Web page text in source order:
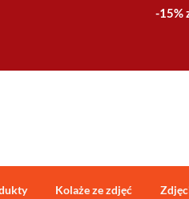
-15%
Kolaże ze zdjęć